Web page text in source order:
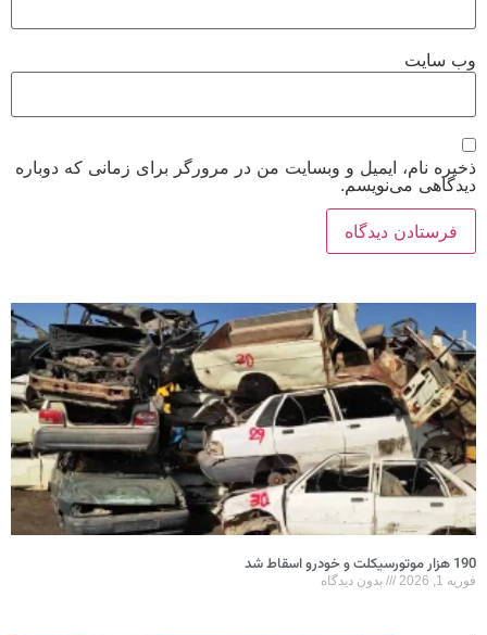
وب‌ سایت
ذخیره نام، ایمیل و وبسایت من در مرورگر برای زمانی که دوباره
دیدگاهی می‌نویسم.
190 هزار موتورسیکلت و خودرو اسقاط شد
فوریه 1, 2026 بدون دیدگاه